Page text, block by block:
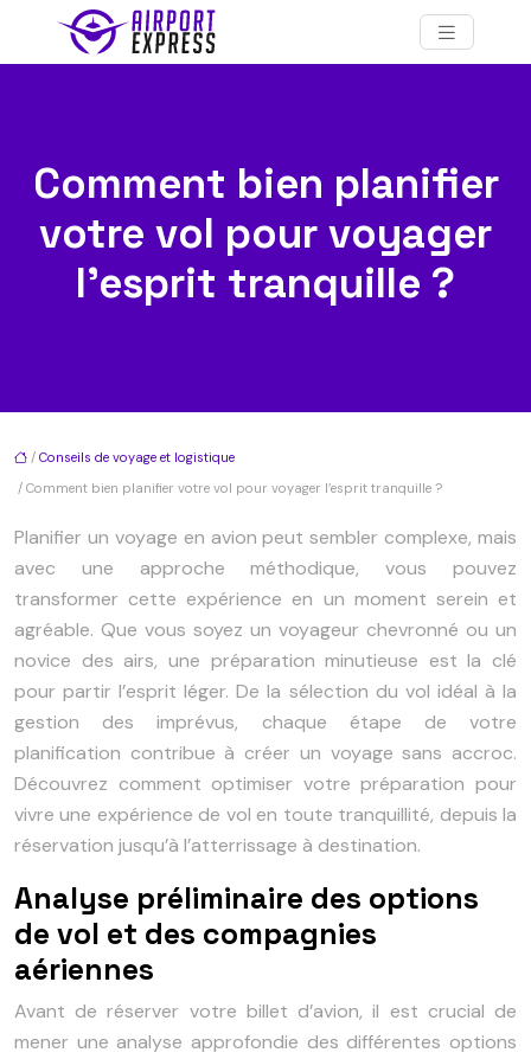
Comment bien planifier
votre vol pour voyager
l’esprit tranquille ?
/ Conseils de voyage et logistique
/ Comment bien planifier votre vol pour voyager l’esprit tranquille ?
Planifier un voyage en avion peut sembler complexe, mais
avec une approche méthodique, vous pouvez
transformer cette expérience en un moment serein et
agréable. Que vous soyez un voyageur chevronné ou un
novice des airs, une préparation minutieuse est la clé
pour partir l’esprit léger. De la sélection du vol idéal à la
gestion des imprévus, chaque étape de votre
planification contribue à créer un voyage sans accroc.
Découvrez comment optimiser votre préparation pour
vivre une expérience de vol en toute tranquillité, depuis la
réservation jusqu’à l’atterrissage à destination.
Analyse préliminaire des options
de vol et des compagnies
aériennes
Avant de réserver votre billet d’avion, il est crucial de
mener une analyse approfondie des différentes options